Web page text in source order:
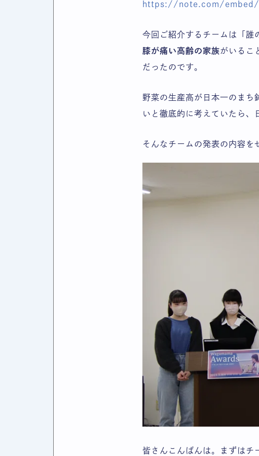
https://note.com/embed/
今回ご紹介するチームは「誰
膝が痛い高齢の家族がいるこ
だったのです。
野菜の生産高が日本一のまち
いと徹底的に考えていたら、
そんなチームの発表の内容を
皆さんこんばんは。まずはチ